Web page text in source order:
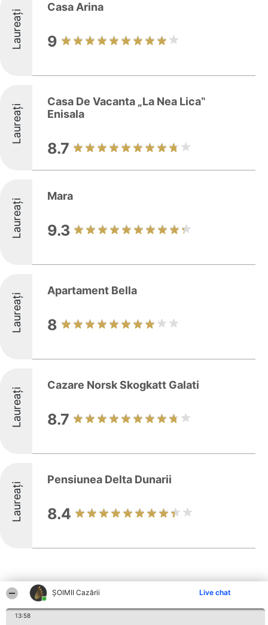
ȘOIMII Cazării Live chat
13:58
Laureați
Casa Arina
9
Laureați
Casa De Vacanta „La Nea Lica‟
Enisala
8.7
Laureați
Mara
9.3
Laureați
Apartament Bella
8
Laureați
Cazare Norsk Skogkatt Galati
8.7
Laureați
Pensiunea Delta Dunarii
8.4
Alte firme din zonă